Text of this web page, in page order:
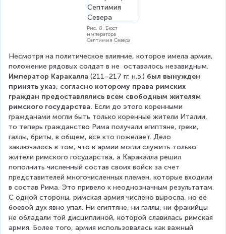
Рис. 8. Бюст
императора
Септимия Севера
Несмотря на политическое влияние, которое имела армия,
положение рядовых солдат в не  оставалось незавидным.
Император Каракалла (211–217 гг. н.э.) был вынужден
принять указ, согласно которому права римских
граждан предоставлялись всем свободным жителям
римского государства. Если до этого коренными
гражданами могли быть только коренные жители Италии,
то теперь гражданство Рима получали египтяне, греки,
галлы, бриты, в общем, все кто пожелает. Дело
заключалось в том, что в армии могли служить только
жители римского государства, а Каракалла решил
пополнить численный состав своих войск за счет
представителей многочисленных племен, которые входили
в состав Рима. Это привело к неоднозначным результатам.
С одной стороны, римская армия числено выросла, но ее
боевой дух явно упал. Ни египтяне, ни галлы, ни фракийцы
не обладали той дисциплиной, которой славилась римская
армия. Более того, армия использовалась как важный